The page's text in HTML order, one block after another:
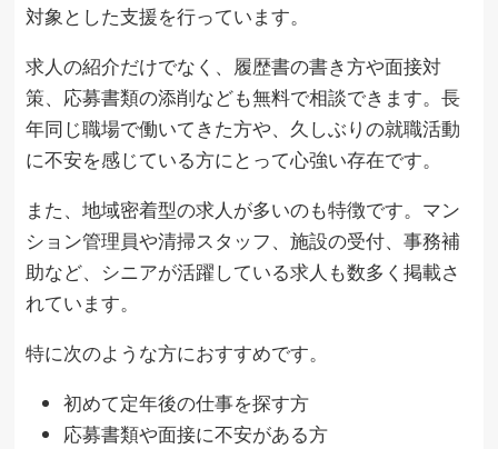
対象とした支援を行っています。
求人の紹介だけでなく、履歴書の書き方や面接対
策、応募書類の添削なども無料で相談できます。長
年同じ職場で働いてきた方や、久しぶりの就職活動
に不安を感じている方にとって心強い存在です。
また、地域密着型の求人が多いのも特徴です。マン
ション管理員や清掃スタッフ、施設の受付、事務補
助など、シニアが活躍している求人も数多く掲載さ
れています。
特に次のような方におすすめです。
初めて定年後の仕事を探す方
応募書類や面接に不安がある方